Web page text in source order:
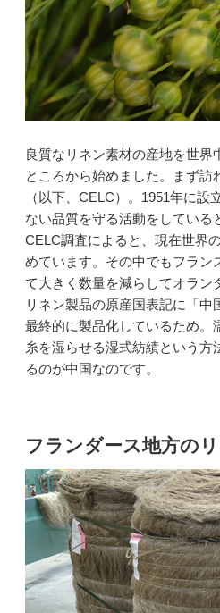
良質なリネン素材の産地を世
ところから始めました。まず
（以下、CELC）。1951年に
ない品質を守る活動をしている
CELC調査によると、現在世界
めています。その中でもフラン
て大きく数量を減らしてオラン
リネン製品の原産国表記に「
最終的に製品化しているため。
糸を湿らせる湿式紡績という
るのが中国なのです。
フランダース地方の